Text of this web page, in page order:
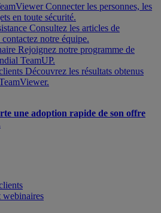
Connecter les personnes, les
en toute sécurité.
Consultez les articles de
contactez notre équipe.
Rejoignez notre programme de
TeamUP.
Découvrez les résultats obtenus
une adoption rapide de son offre
webinaires